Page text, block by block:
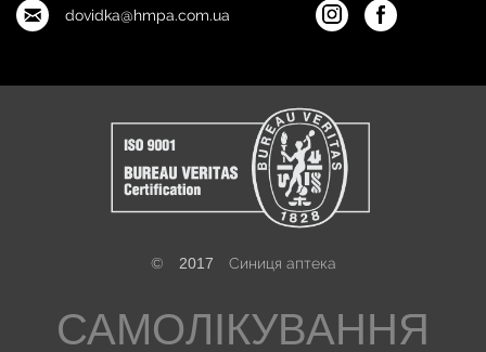
dovidka@hmpa.com.ua
© 2017 Синиця аптека
САМОЛІКУВАННЯ